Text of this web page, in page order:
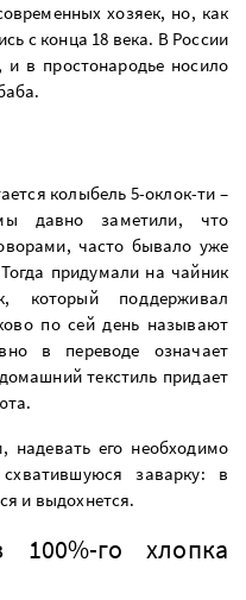
хозяек, но, как
с конца 18 века. В России
и в простонародье носило
колыбель 5-оклок-ти –
давно заметили, что
часто бывало уже
придумали на чайник
который поддерживал
по сей день называют
в переводе означает
текстиль придает
надевать его необходимо
заварку: в
и выдохнется.
100%-го хлопка